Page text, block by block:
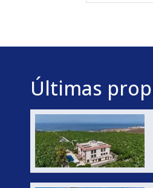
Últimas